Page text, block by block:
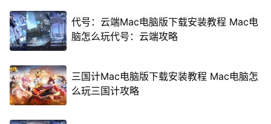
代号：云端Mac电脑版下载安装教程 Mac电
脑怎么玩代号：云端攻略
三国计Mac电脑版下载安装教程 Mac电脑怎
么玩三国计攻略